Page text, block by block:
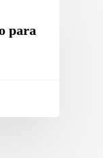
para